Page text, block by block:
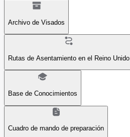
Archivo de Visados
Rutas de Asentamiento en el Reino Unido
Base de Conocimientos
Cuadro de mando de preparación